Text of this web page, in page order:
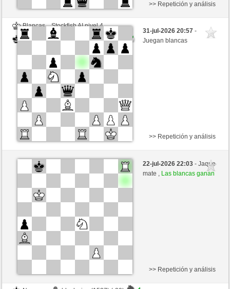
Blancas
Stockfish AI nivel 4
Negras
congcomayo (1460)
>> Repetición y análisis
31-jul-2026 20:57-
Juegan blancas
Negras
Stockfish AI nivel 4
Blancas
>> Repetición y análisis
22-jul-2026 22:03- Jaque
mate , Las blancas ganan
>> Repetición y análisis